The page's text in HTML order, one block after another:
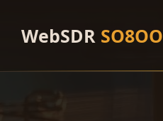
contentWebSDR SO8OO